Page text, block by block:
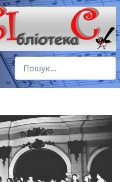
Пошук
Type 2 or more characters